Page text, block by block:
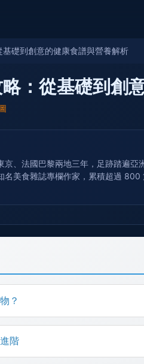
礎到創意的健康食譜與營養解析
：從基礎到創
京、法國巴黎兩地三年，足跡踏遍
名美食雜誌專欄作家，累積超過
？
階